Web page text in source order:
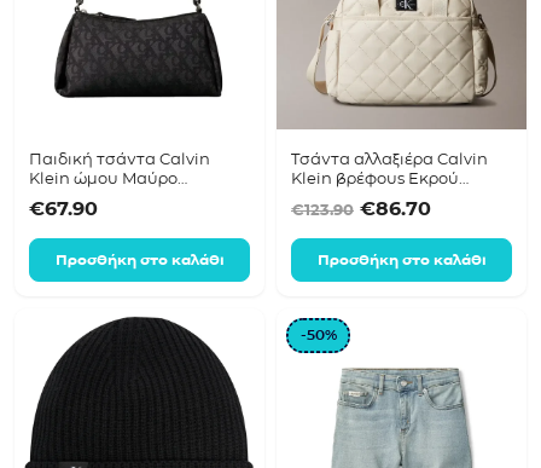
Παιδική τσάντα Calvin
Klein ώμου Μαύρο
€67.90
Προσθήκη στο καλάθι
Τσάντα αλλαξιέρα Calvin
Klein βρέφους Εκρού
€123.90 Original price
€86.70Η
Προσθήκη στο καλάθι
-50%